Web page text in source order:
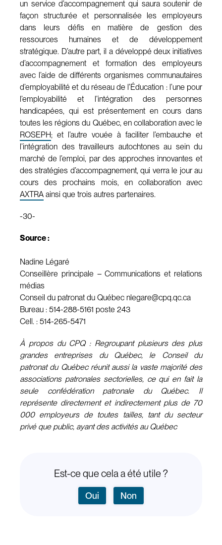
un service d’accompagnement qui saura soutenir de
façon structurée et personnalisée les employeurs
dans leurs défis en matière de gestion des
ressources humaines et de développement
stratégique. D’autre part, il a développé deux initiatives
d’accompagnement et formation des employeurs
avec l’aide de différents organismes communautaires
d’employabilité et du réseau de l’Éducation : l’une pour
l’employabilité et l’intégration des personnes
handicapées, qui est présentement en cours dans
toutes les régions du Québec, en collaboration avec le
ROSEPH; et l’autre vouée à faciliter l’embauche et
l’intégration des travailleurs autochtones au sein du
marché de l’emploi, par des approches innovantes et
des stratégies d’accompagnement, qui verra le jour au
cours des prochains mois, en collaboration avec
AXTRA ainsi que trois autres partenaires.
-30-
Source :
Nadine Légaré
Conseillère principale – Communications et relations
médias
Conseil du patronat du Québec nlegare@cpq.qc.ca
Bureau : 514-288-5161 poste 243
Cell. : 514-265-5471
À propos du CPQ : Regroupant plusieurs des plus
grandes entreprises du Québec, le Conseil du
patronat du Québec réunit aussi la vaste majorité des
associations patronales sectorielles, ce qui en fait la
seule confédération patronale du Québec. Il
représente directement et indirectement plus de 70
000 employeurs de toutes tailles, tant du secteur
privé que public, ayant des activités au Québec
Est-ce que cela a été utile ?
Oui Non